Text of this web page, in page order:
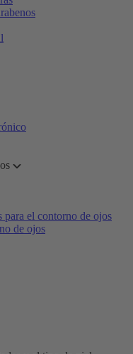
para el contorno de ojos
de ojos